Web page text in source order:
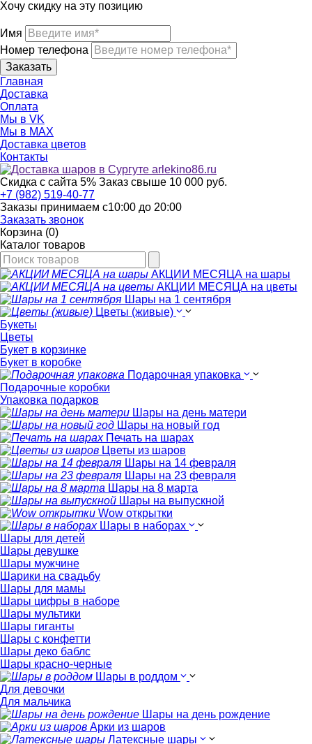
Хочу скидку на эту позицию
Имя
Номер телефона
Главная
Доставка
Оплата
Мы в VK
Мы в МАХ
Доставка цветов
Контакты
Скидка с сайта 5% Заказ свыше 10 000 руб.
+7 (982) 519-40-77
Заказы принимаем с10:00 до 20:00
Заказать звонок
Корзина (0)
Каталог товаров
АКЦИИ МЕСЯЦА на шары
АКЦИИ МЕСЯЦА на цветы
Шары на 1 сентября
Цветы (живые)
Букеты
Цветы
Букет в корзинке
Букет в коробке
Подарочная упаковка
Подарочные коробки
Упаковка подарков
Шары на день матери
Шары на новый год
Печать на шарах
Цветы из шаров
Шары на 14 февраля
Шары на 23 февраля
Шары на 8 марта
Шары на выпускной
Wow открытки
Шары в наборах
Шары для детей
Шары девушке
Шары мужчине
Шарики на свадьбу
Шары для мамы
Шары цифры в наборе
Шары мультики
Шары гиганты
Шары с конфетти
Шары деко баблс
Шары красно-черные
Шары в роддом
Для девочки
Для мальчика
Шары на день рождение
Арки из шаров
Латексные шары